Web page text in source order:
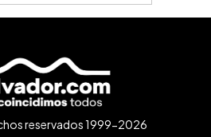
reservados 1999-2026